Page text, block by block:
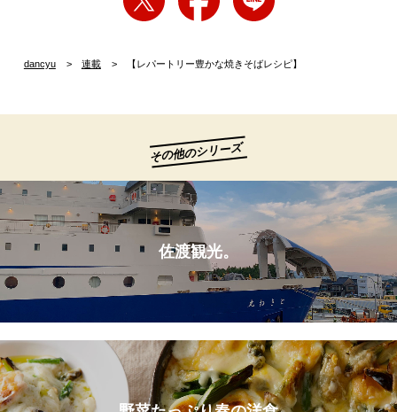
dancyu 連載 【レパートリー豊かな焼きそばレシピ】
その他のシリーズ
佐渡観光。